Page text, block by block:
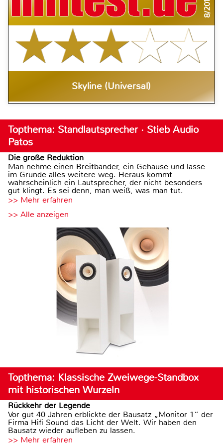
8/2011
Skyline (Universal)
Topthema: Standlautsprecher · Stieb Audio
Patos
Die große Reduktion
Man nehme einen Breitbänder, ein Gehäuse und lasse
im Grunde alles weitere weg. Heraus kommt
wahrscheinlich ein Lautsprecher, der nicht besonders
gut klingt. Es sei denn, man weiß, was man tut.
>> Mehr erfahren
>> Alle anzeigen
Topthema: Klassische Zweiwege-Standbox
mit historischen Wurzeln
Rückkehr der Legende
Vor gut 40 Jahren erblickte der Bausatz „Monitor 1“ der
Firma Hifi Sound das Licht der Welt. Wir haben den
Bausatz wieder aufleben zu lassen.
>> Mehr erfahren